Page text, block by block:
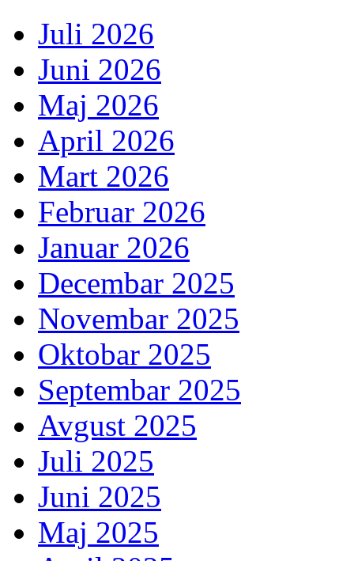
Juli 2026
Juni 2026
Maj 2026
April 2026
Mart 2026
Februar 2026
Januar 2026
Decembar 2025
Novembar 2025
Oktobar 2025
Septembar 2025
Avgust 2025
Juli 2025
Juni 2025
Maj 2025